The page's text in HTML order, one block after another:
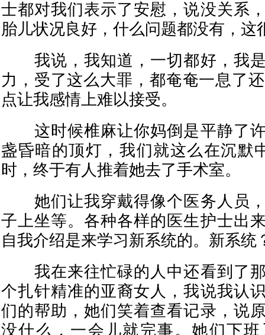
士都对我们表示了安慰，说没关系
胎儿状况良好，什么问题都没有，这
我说，我知道，一切都好，我是
力，受了这么大罪，都奄奄一息了
点让我感情上难以接受。
这时候椎麻让你妈倒是平静了许
盏昏暗的顶灯，我们就这么在沉默
时，终于有人推着她去了手术室。
她们让我穿戴得像个医务人员，
子上坐等。各种各样的医生护士出
自我介绍是来学习新系统的。新系统
我在来往忙碌的人中还看到了那
个扎针精准的亚裔女人，我说我认
们的帮助，她们笑着查看记录，说
没什么，一会儿就完事。她们下